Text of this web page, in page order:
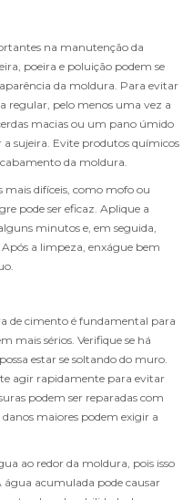
na manutenção da
poeira e poluição podem se
da moldura. Para evitar
regular, pelo menos uma vez a
macias ou um pano úmido
sujeira. Evite produtos químicos
da moldura.
mais difíceis, como mofo ou
pode ser eficaz. Aplique a
minutos e, em seguida,
a limpeza, enxágue bem
de cimento é fundamental para
mais sérios. Verifique se há
estar se soltando do muro.
agir rapidamente para evitar
podem ser reparadas com
maiores podem exigir a
ao redor da moldura, pois isso
água acumulada pode causar